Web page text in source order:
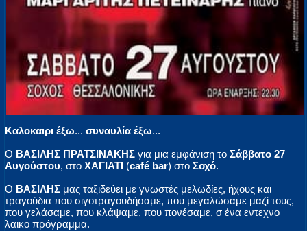
Καλοκαιρι έξω... συναυλία έξω...
Ο ΒΑΣΙΛΗΣ ΠΡΑΤΣΙΝΑΚΗΣ για μια εμφάνιση το Σάββατο 27
Αυγούστου, στο ΧΑΓΙΑΤΙ (café bar) στο Σοχό.
Ο ΒΑΣΙΛΗΣ μας ταξιδεύει με γνωστές μελωδίες, ήχους και
τραγούδια που σιγοτραγουδήσαμε, που μεγαλώσαμε μαζί τους,
που γελάσαμε, που κλάψαμε, που πονέσαμε, σ ένα εντεχνο
λαικο πρόγραμμα.